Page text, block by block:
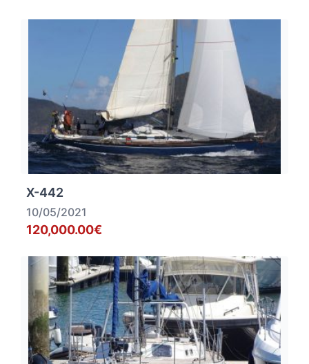
X-442
10/05/2021
120,000.00€